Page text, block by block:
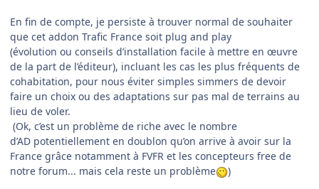
En fin de compte, je persiste à trouver normal de souhaiter
que cet addon Trafic France soit plug and play
(évolution ou conseils d’installation facile à mettre en œuvre
de la part de l’éditeur), incluant les cas les plus fréquents de
cohabitation, pour nous éviter simples simmers de devoir
faire un choix ou des adaptations sur pas mal de terrains au
lieu de voler.
(Ok, c’est un problème de riche avec le nombre
d’AD potentiellement en doublon qu’on arrive à avoir sur la
France grâce notamment à FVFR et les concepteurs free de
notre forum... mais cela reste un problème
)